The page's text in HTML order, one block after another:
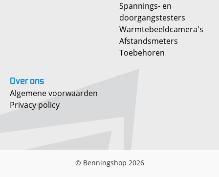
Spannings- en
doorgangstesters
Warmtebeeldcamera's
Afstandsmeters
Toebehoren
Overons
Algemene voorwaarden
Privacy policy
© Benningshop 2026